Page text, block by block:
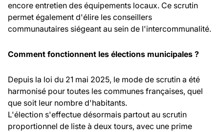
encore entretien des équipements locaux. Ce scrutin
permet également d'élire les conseillers
communautaires siégeant au sein de l'intercommunalité.
Comment fonctionnent les élections municipales ?
Depuis la loi du 21 mai 2025, le mode de scrutin a été
harmonisé pour toutes les communes françaises, quel
que soit leur nombre d'habitants.
L'élection s'effectue désormais partout au scrutin
proportionnel de liste à deux tours, avec une prime